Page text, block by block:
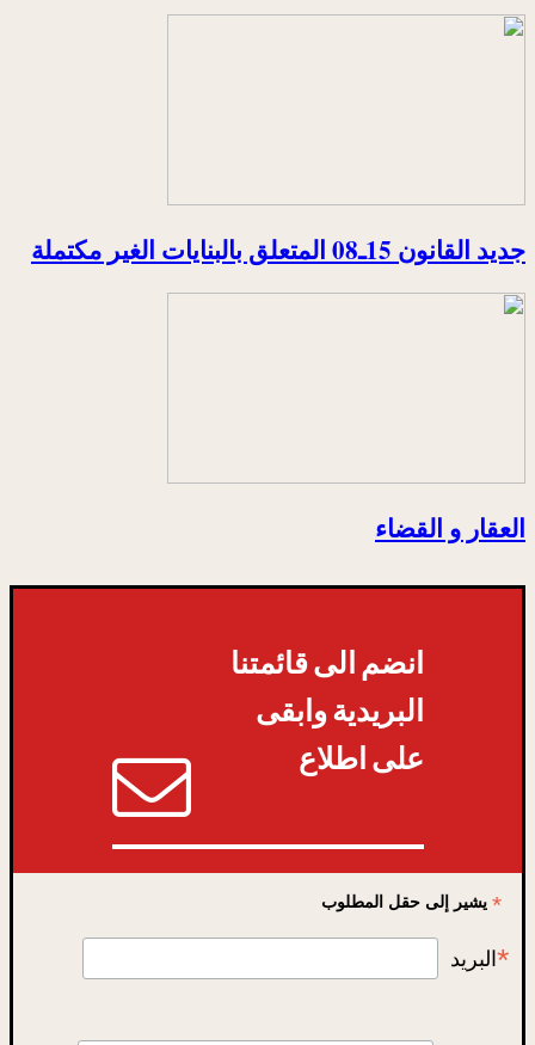
جديد القانون 15ـ08 المتعلق بالبنايات الغير مكتملة
العقار و القضاء
انضم الى قائمتنا
البريدية وابقى
على اطلاع
*يشير إلى حقل المطلوب
* البريد